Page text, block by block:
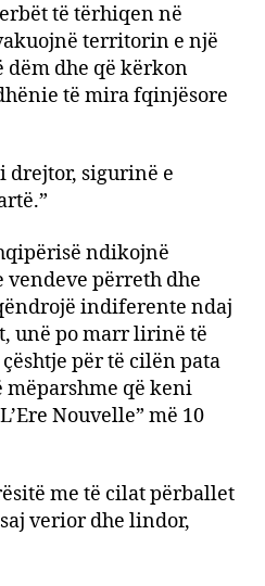
të tërhiqen në
territorin e një
dhe që kërkon
të mira fqinjësore
drejtor, sigurinë e
ndikojnë
vendeve përreth dhe
indiferente ndaj
unë po marr lirinë të
për të cilën pata
që keni
Nouvelle” më 10
me të cilat përballet
verior dhe lindor,